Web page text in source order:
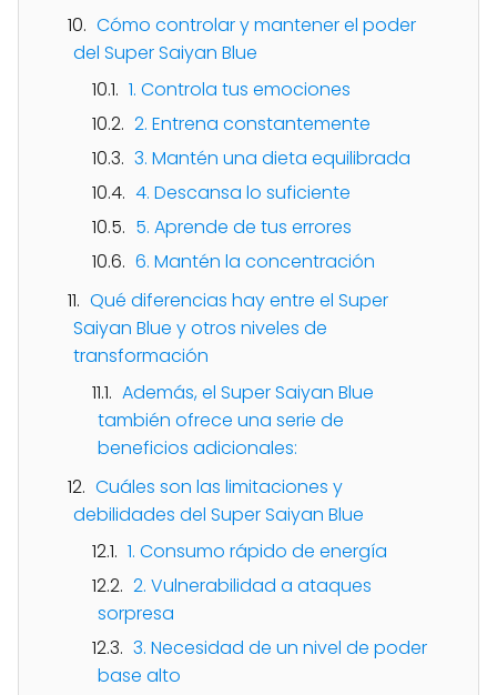
Cómo controlar y mantener el poder
del Super Saiyan Blue
1. Controla tus emociones
2. Entrena constantemente
3. Mantén una dieta equilibrada
4. Descansa lo suficiente
5. Aprende de tus errores
6. Mantén la concentración
Qué diferencias hay entre el Super
Saiyan Blue y otros niveles de
transformación
Además, el Super Saiyan Blue
también ofrece una serie de
beneficios adicionales:
Cuáles son las limitaciones y
debilidades del Super Saiyan Blue
1. Consumo rápido de energía
2. Vulnerabilidad a ataques
sorpresa
3. Necesidad de un nivel de poder
base alto